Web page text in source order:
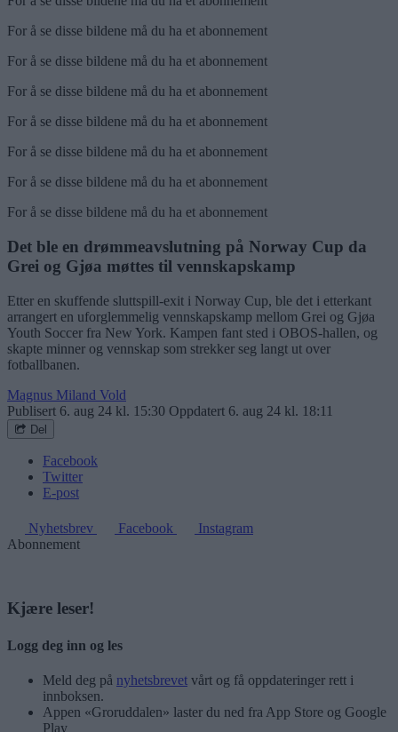
For å se disse bildene må du ha et abonnement
For å se disse bildene må du ha et abonnement
For å se disse bildene må du ha et abonnement
For å se disse bildene må du ha et abonnement
For å se disse bildene må du ha et abonnement
For å se disse bildene må du ha et abonnement
For å se disse bildene må du ha et abonnement
Det ble en drømmeavslutning på Norway Cup da
Grei og Gjøa møttes til vennskapskamp
Etter en skuffende sluttspill-exit i Norway Cup, ble det i etterkant
arrangert en uforglemmelig vennskapskamp mellom Grei og Gjøa
Youth Soccer fra New York. Kampen fant sted i OBOS-hallen, og
skapte minner og vennskap som strekker seg langt ut over
fotballbanen.
Magnus Miland Vold
Publisert 6. aug 24 kl. 15:30 Oppdatert 6. aug 24 kl. 18:11
Del
Facebook
Twitter
E-post
Nyhetsbrev Facebook
Instagram
Abonnement
Kjære leser!
Logg deg inn og les
Meld deg på nyhetsbrevet vårt og få oppdateringer rett i
innboksen.
Appen «Groruddalen» laster du ned fra App Store og Google
Play